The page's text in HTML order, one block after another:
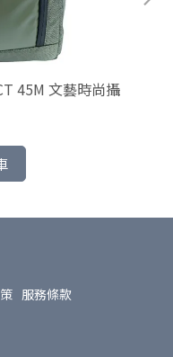
45M 文藝時尚攝
服務條款